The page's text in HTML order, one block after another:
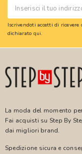
Iscrivendoti accetti di
dichiarato qui.
La moda del momento
Fai acquisti su Step By
dai migliori brand.
Spedizione sicura e